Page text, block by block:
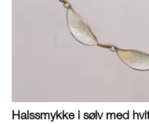
Halssmykke i sølv med